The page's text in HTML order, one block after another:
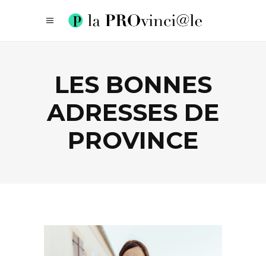
LES BONNES
ADRESSES DE
PROVINCE